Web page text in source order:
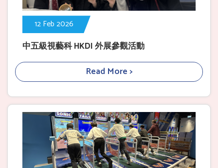
12 Feb 2026
中五級視藝科 HKDI 外展參觀活動
Read More >